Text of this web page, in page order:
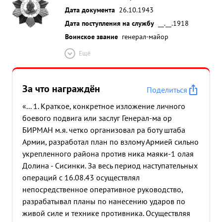
Дата документа 26.10.1943
Дата поступления на службу
__.__.1918
Воинское звание генерал-майор
Ещё
За что награждён
Поделиться
«... 1. Краткое, конкретное изложение личного
боевого подвига или заслуг Генерал-ма ор
БИРМАН м.я. четко организовал ра боту штаба
Армии, разработал план по взлому Армией сильно
укрепленного района против ника маяки-1 олая
Долина - Сисинки. За весь период наступательных
операций с 16.08.43 осуществлял
непосредственное оперативное руководство,
разрабатывал планы по нанесению ударов по
живой силе и технике противника. Осуществляя